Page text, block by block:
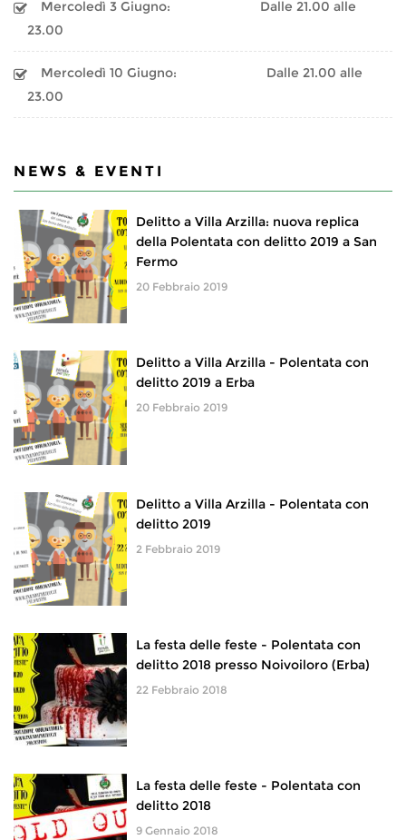
Mercoledì 3 Giugno:
Dalle 21.00 alle
23.00
Mercoledì 10 Giugno:
Dalle 21.00 alle
23.00
NEWS & EVENTI
Delitto a Villa Arzilla: nuova replica
della Polentata con delitto 2019 a San
Fermo
20 Febbraio 2019
Delitto a Villa Arzilla - Polentata con
delitto 2019 a Erba
20 Febbraio 2019
Delitto a Villa Arzilla - Polentata con
delitto 2019
2 Febbraio 2019
La festa delle feste - Polentata con
delitto 2018 presso Noivoiloro (Erba)
22 Febbraio 2018
La festa delle feste - Polentata con
delitto 2018
9 Gennaio 2018